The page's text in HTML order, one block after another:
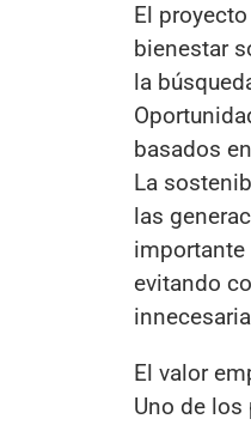
El
bienestar
la
basados
La
las
importante
evitando
El valor
Uno de